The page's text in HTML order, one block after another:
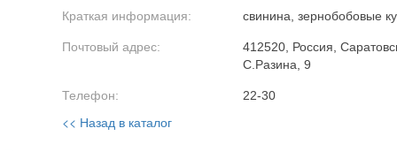
Краткая информация: свинина, зернобобовые
Почтовый адрес:
412520, Россия,
С.Разина, 9
Телефон: 22-30
<< Назад в каталог